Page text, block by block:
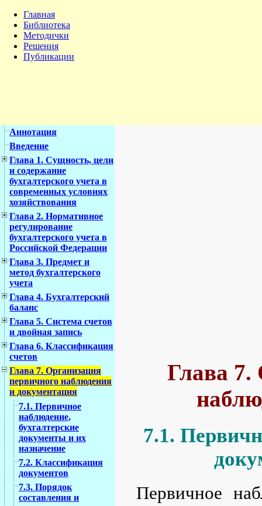
Главная
Библиотека
Методички
Решения
Публикации
Аннотация
Введение
Глава 1. Сущность, цели
и содержание
бухгалтерского учета в
современных условиях
хозяйствования
Глава 2. Нормативное
регулирование
бухгалтерского учета в
Российской Федерации
Глава 3. Предмет и
метод бухгалтерского
учета
Глава 4. Бухгалтерский
баланс
Глава 5. Система счетов
и двойная запись
Глава 6. Классификация
счетов
Глава 7. Организация
первичного наблюдения
и документация
7.1. Первичное
наблюдение,
бухгалтерские
документы и их
назначение
7.2. Классификация
документов
7.3. Порядок
составления и
Глава 7.
7.1.
Первичное